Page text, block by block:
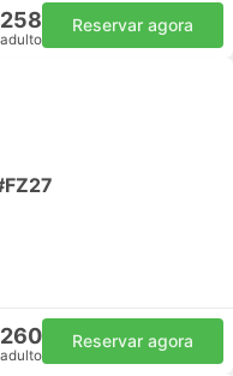
Reservar agora
Reservar agora